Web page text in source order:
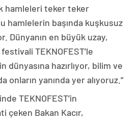
hamleleri teker teker
hamlelerin başında kuşkusuz
Dünyanın en büyük uzay,
TEKNOFEST’le
dünyasına hazırlıyor, bilim ve
yanında yer alıyoruz.”
TEKNOFEST’in
çeken Bakan Kacır,